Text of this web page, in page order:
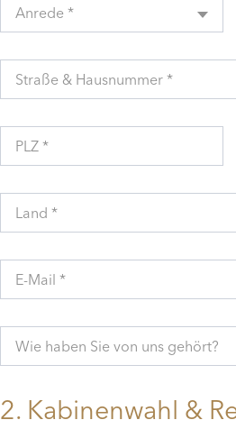
Anrede *
Straße & Hausnummer *
PLZ *
Land *
E-Mail *
Wie haben Sie von uns gehört?
2. Kabinenwahl &